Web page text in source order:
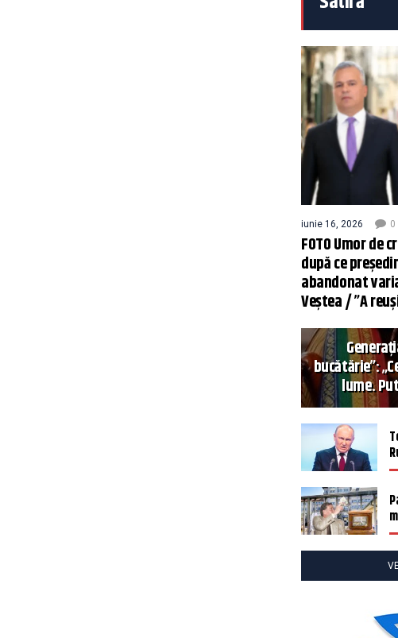
iunie 16, 2026 0
FOTO Umor de
după ce
abandonat
Veștea / ”A
bucătărie”:
lume.